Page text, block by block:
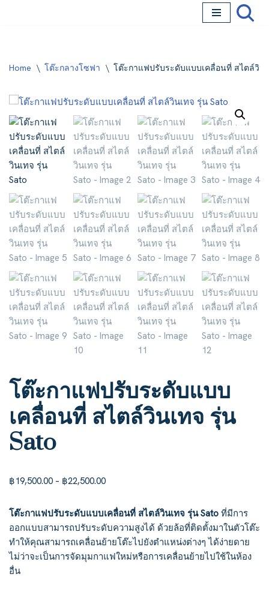
Home \ โต๊ะกลางโซฟา \ โต๊ะกาแฟปรับระดับแบบเคลื่อนที่ สไตล์วิน
โต๊ะกาแฟปรับระดับแบบ
เคลื่อนที่ สไตล์วินเทจ รุ่น
Sato
฿19,500.00 – ฿22,500.00
โต๊ะกาแฟปรับระดับแบบเคลื่อนที่ สไตล์วินเทจ รุ่น Sato ที่มีการ
ออกแบบสามารถปรับระดับความสูงได้ ด้วยล้อที่ติดตั้งมาในตัวโต๊ะ
ทำให้คุณสามารถเคลื่อนย้ายโต๊ะไปยังตำแหน่งต่างๆ ได้ง่ายดาย
ไม่ว่าจะเป็นการจัดมุมกาแฟใหม่หรือการเคลื่อนย้ายไปใช้ในห้อง
อื่น